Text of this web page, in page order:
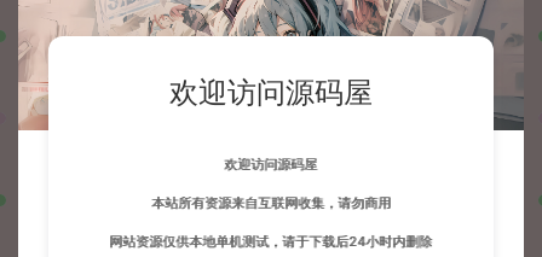
欢迎访问源码屋
欢迎访问源码屋
本站所有资源来自互联网收集，请勿商用
网站资源仅供本地单机测试，请于下载后24小时内删除